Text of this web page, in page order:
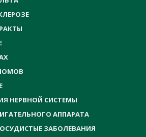
НЕРВНОЙ СИСТЕМЫ
АППАРАТА
ЗАБОЛЕВАНИЯ